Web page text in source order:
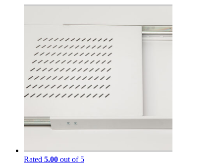
Rated 5.00 out of 5